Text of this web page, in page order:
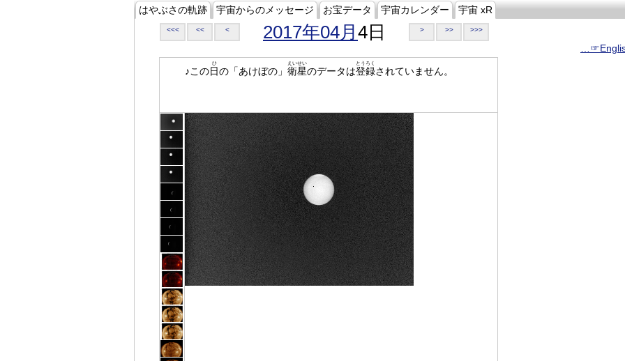
はやぶさの軌跡 宇宙からのメッセージ お宝データ 宇宙カレンダー 宇宙 xR
<<< << < 2017年04月 4日 > >> >>>
♪この日
ひ
の「あけぼの」 衛星
えいせい
のデータは登録
とうろく
されていません。